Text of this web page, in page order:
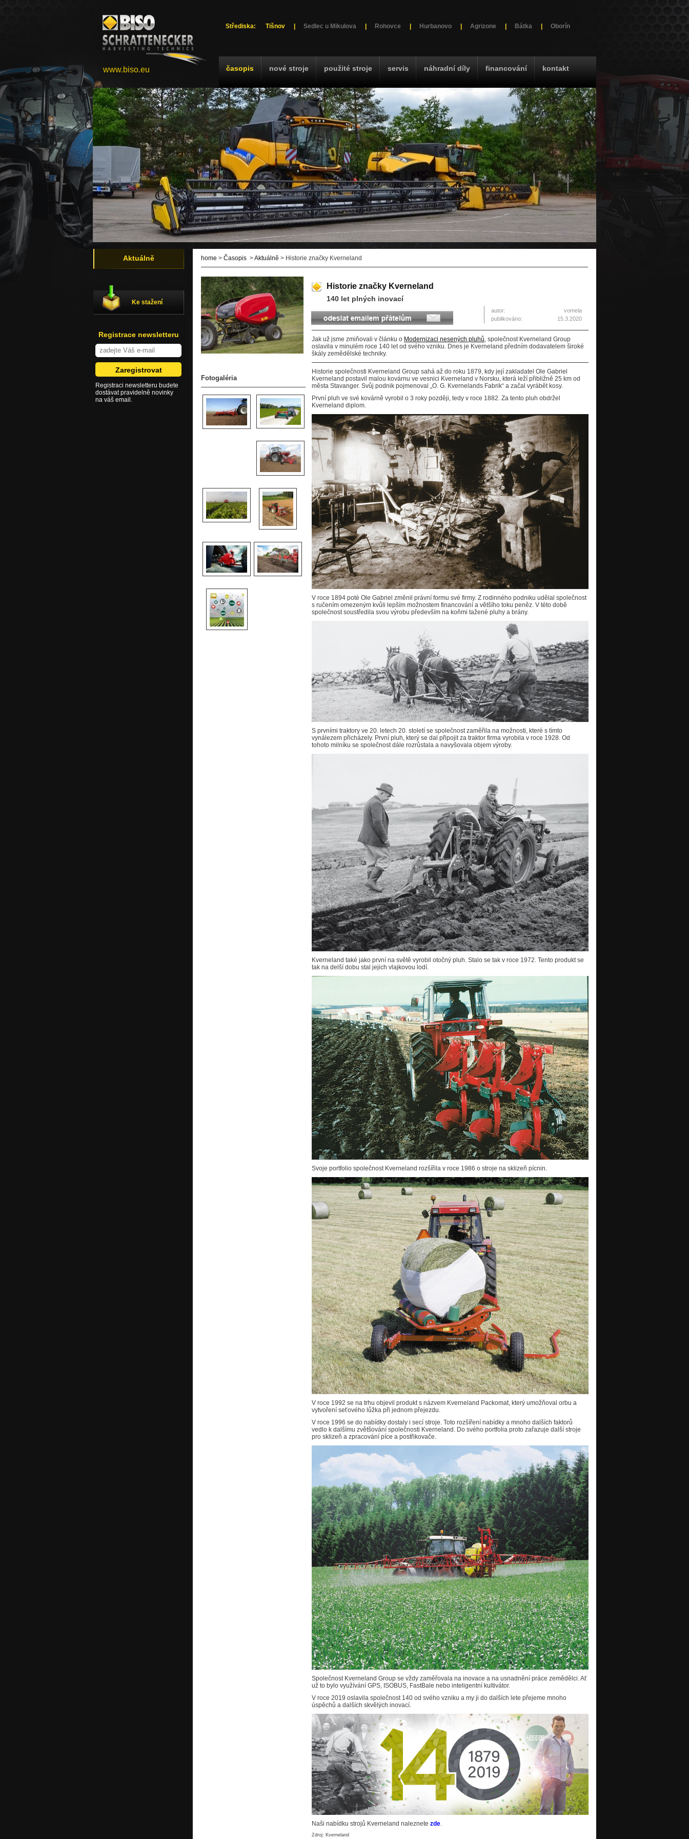
Střediska: Tišnov Sedlec u Mikulova Rohovce Hurbanovo Agrizone Bátka Oborín
časopis nové stroje použité stroje servis náhradní díly financování kontakt
www.biso.eu
home > Časopis >Aktuálně > Historie značky Kverneland
Historie značky Kverneland
140 let plných inovací
autor:
vomela
publikováno:
15.3.2020
Jak už jsme zmiňovali v článku o Modernizaci nesených pluhů, společnost Kverneland Group
oslavila v minulém roce 140 let od svého vzniku. Dnes je Kverneland předním dodavatelem široké
škály zemědělské techniky.
Historie společnosti Kverneland Group sahá až do roku 1879, kdy její zakladatel Ole Gabriel
Kverneland postavil malou kovárnu ve vesnici Kverneland v Norsku, která leží přibližně 25 km od
města Stavanger. Svůj podnik pojmenoval „O. G. Kvernelands Fabrik“ a začal vyrábět kosy.
První pluh ve své kovárně vyrobil o 3 roky později, tedy v roce 1882. Za tento pluh obdržel
Kverneland diplom.
V roce 1894 poté Ole Gabriel změnil právní formu své firmy. Z rodinného podniku udělal společnost
s ručením omezeným kvůli lepším možnostem financování a většího toku peněz. V této době
společnost soustředila svou výrobu především na koňmi tažené pluhy a brány.
S prvními traktory ve 20. letech 20. století se společnost zaměřila na možnosti, které s tímto
vynálezem přicházely. První pluh, který se dal připojit za traktor firma vyrobila v roce 1928. Od
tohoto milníku se společnost dále rozrůstala a navyšovala objem výroby.
Kverneland také jako první na světě vyrobil otočný pluh. Stalo se tak v roce 1972. Tento produkt se
tak na delší dobu stal jejich vlajkovou lodí.
Svoje portfolio společnost Kverneland rozšířila v roce 1986 o stroje na sklizeň pícnin.
V roce 1992 se na trhu objevil produkt s názvem Kverneland Packomat, který umožňoval orbu a
vytvoření seťového lůžka při jednom přejezdu.
V roce 1996 se do nabídky dostaly i secí stroje. Toto rozšíření nabídky a mnoho dalších faktorů
vedlo k dalšímu zvětšování společnosti Kverneland. Do svého portfolia proto zařazuje další stroje
pro sklizeň a zpracování píce a postřikovače.
Společnost Kverneland Group se vždy zaměřovala na inovace a na usnadnění práce zemědělci. Ať
už to bylo využívání GPS, ISOBUS, FastBale nebo inteligentní kultivátor.
V roce 2019 oslavila společnost 140 od svého vzniku a my ji do dalších lete přejeme mnoho
úspěchů a dalších skvělých inovací.
Naši nabídku strojů Kverneland naleznete zde.
Zdroj: Kverneland
Fotogaléria
Aktuálně
Ke stažení
Registrace newsletteru
Registraci newsletteru budete
dostávat pravidelně novinky
na váš email.